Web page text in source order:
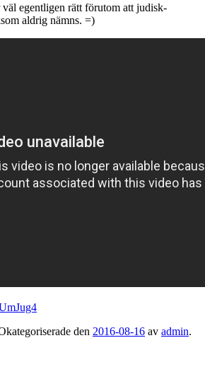
väl egentligen rätt förutom att judisk-
aldrig nämns. =)
den 2016-08-16 av admin.